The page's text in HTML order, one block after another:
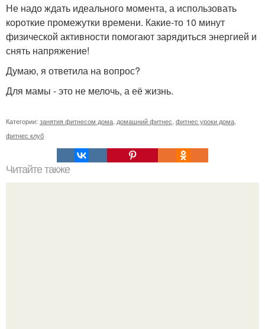
Не надо ждать идеального момента, а использовать
короткие промежутки времени. Какие-то 10 минут
физической активности помогают зарядиться энергией и
снять напряжение!
Думаю, я ответила на вопрос?
Для мамы - это не мелочь, а её жизнь.
Категории: занятия фитнесом дома домашний фитнес фитнес уроки дома
фитнес клуб
Читайте также